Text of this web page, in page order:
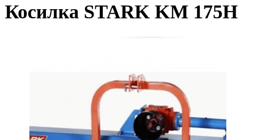
Косилка STARK KM 175H